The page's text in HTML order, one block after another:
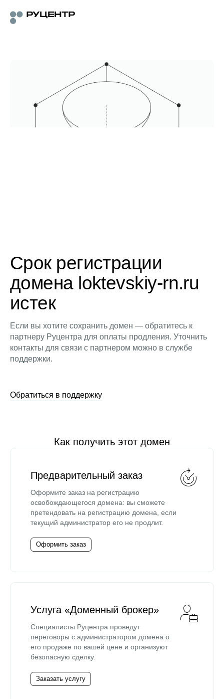
Срок регистрации
домена loktevskiy-rn.ru
истек
Если вы хотите сохранить домен — обратитесь к
партнеру Руцентра для оплаты продления. Уточнить
контакты для связи с партнером можно в службе
поддержки.
Обратиться в поддержку
Как получить этот домен
Предварительный заказ
Оформите заказ на регистрацию
освобождающегося домена: вы сможете
претендовать на регистрацию домена, если
текущий администратор его не продлит.
Оформить заказ
Услуга «Доменный брокер»
Специалисты Руцентра проведут
переговоры с администратором домена о
его продаже по вашей цене и организуют
безопасную сделку.
Заказать услугу